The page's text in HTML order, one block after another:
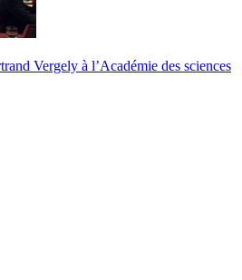
Vergely à l’Académie des sciences